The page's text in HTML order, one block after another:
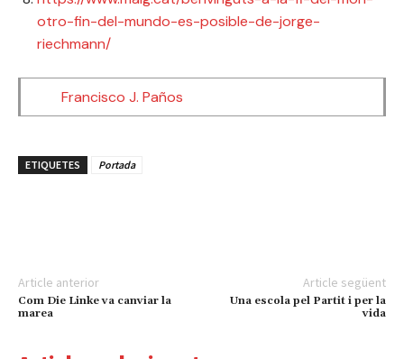
otro-fin-del-mundo-es-posible-de-jorge-
riechmann/
Francisco J. Paños
ETIQUETES Portada
Article anterior
Com Die Linke va canviar la
marea
Article següent
Una escola pel Partit i per la
vida